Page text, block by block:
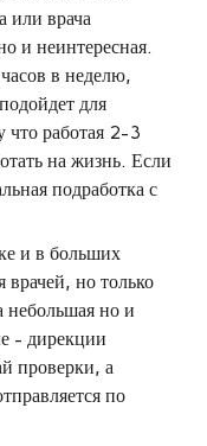
или врача
и неинтересная.
в неделю,
для
что работая 2-3
на жизнь. Если
подработка с
и в больших
врачей, но только
небольшая но и
- дирекции
проверки, а
по